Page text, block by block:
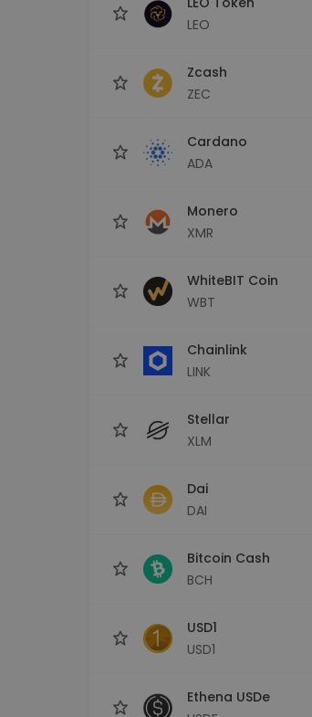
LEO
Zcash
ZEC
Cardano
ADA
Monero
XMR
WhiteBIT Coin
WBT
Chainlink
LINK
Stellar
XLM
Dai
DAI
Bitcoin Cash
BCH
USD1
USD1
Ethena USDe